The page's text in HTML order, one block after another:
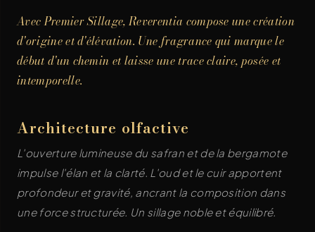
Avec Premier Sillage, Reverentia compose une création
d'origine et d'élévation. Une fragrance qui marque le
début d'un chemin et laisse une trace claire, posée et
intemporelle.
Architecture olfactive
L'ouverture lumineuse du safran et de la bergamote
impulse l'élan et la clarté. L'oud et le cuir apportent
profondeur et gravité, ancrant la composition dans
une force structurée. Un sillage noble et équilibré.